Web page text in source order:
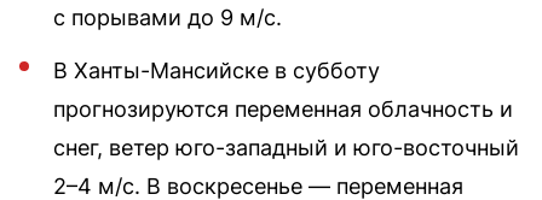
с порывами до 9 м/с.
В Ханты-Мансийске в субботу
прогнозируются переменная облачность и
снег, ветер юго-западный и юго-восточный
2–4 м/с. В воскресенье — переменная